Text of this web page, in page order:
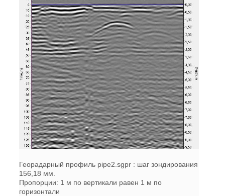
Георадарный профиль pipe2.sgpr : шаг зондирования
156,18 мм.
Пропорции: 1 м по вертикали равен 1 м по
горизонтали